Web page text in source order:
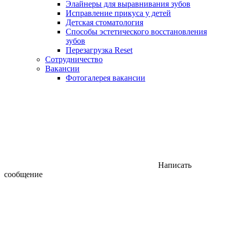
Элайнеры для выравнивания зубов
Исправление прикуса у детей
Детская стоматология
Способы эстетического восстановления
зубов
Перезагрузка Reset
Сотрудничество
Вакансии
Фотогалерея вакансии
Написать
сообщение